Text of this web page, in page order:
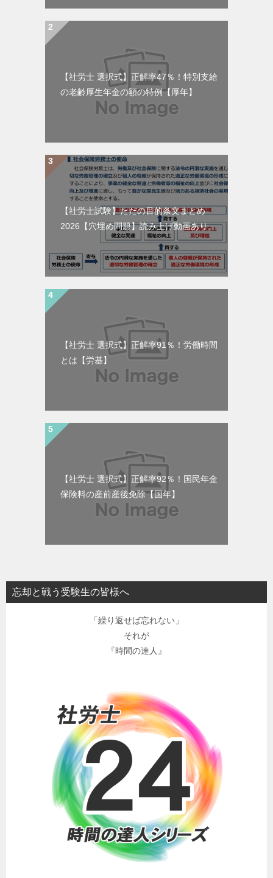
【社労士 選択式】正解率47％！特別支給
の老齢厚生年金の額の特例【厚年】
【社労士試験】ただの目的条文まとめ
2026【穴埋め問題】読み上げ動画あり。
【社労士 選択式】正解率91％！労働時間
とは【労基】
【社労士 選択式】正解率92％！国民年金
保険料の産前産後免除【国年】
忘却と戦う受験生の皆様へ
「繰り返せば忘れない」
それが
『時間の達人』